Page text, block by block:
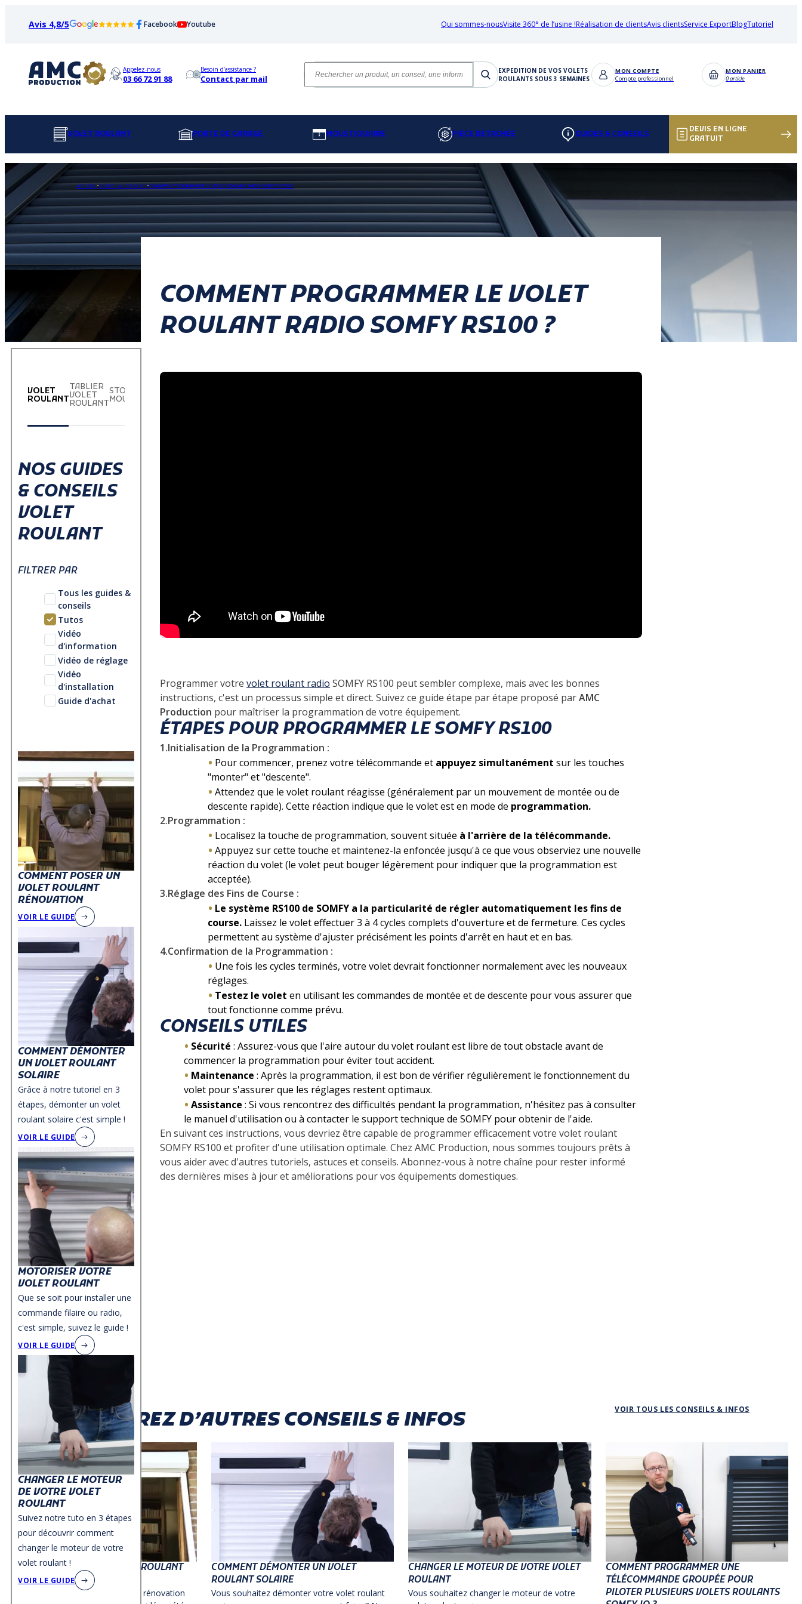
Avis 4,8/5 Facebook Youtube Qui sommes-nousVisite 360° de l’usine !Réalisation de clientsAvis clientsService ExportBlogTutoriel
Appelez-nous
03 66 72 91 88
Besoin d’assistance ?
Contact par mail
EXPEDITION DE VOS VOLETS
ROULANTS SOUS 3 SEMAINES
MON COMPTE
Compte professionnel
MON PANIER
0 article
VOLET ROULANT PORTE DE GARAGE MOUSTIQUAIRE PIÈCE DÉTACHÉE GUIDES & CONSEILS
DEVIS EN LIGNE
GRATUIT
ACCUEILGUIDES & CONSEILSCOMMENT PROGRAMMER LE VOLET ROULANT RADIO SOMFY RS100 ?
VOLET
ROULANT
TABLIER
VOLET
ROULANT
STORE
MOUSTIQUAIRE
NOS GUIDES
& CONSEILS
VOLET
ROULANT
FILTRER PAR
Tous les guides &
conseils
Tutos
Vidéo
d'information
Vidéo de réglage
Vidéo
d'installation
Guide d'achat
COMMENT POSER UN
VOLET ROULANT
RÉNOVATION
VOIR LE GUIDE
COMMENT DÉMONTER
UN VOLET ROULANT
SOLAIRE
Grâce à notre tutoriel en 3
étapes, démonter un volet
roulant solaire c'est simple !
VOIR LE GUIDE
MOTORISER VOTRE
VOLET ROULANT
Que se soit pour installer une
commande filaire ou radio,
c'est simple, suivez le guide !
VOIR LE GUIDE
CHANGER LE MOTEUR
DE VOTRE VOLET
ROULANT
Suivez notre tuto en 3 étapes
pour découvrir comment
changer le moteur de votre
volet roulant !
VOIR LE GUIDE
COMMENT PROGRAMMER LE VOLET
ROULANT RADIO SOMFY RS100 ?
Programmer votre volet roulant radio SOMFY RS100 peut sembler complexe, mais avec les bonnes
instructions, c'est un processus simple et direct. Suivez ce guide étape par étape proposé parAMC
Production pour maîtriser la programmation de votre équipement.
ÉTAPES POUR PROGRAMMER LE SOMFY RS100
1.Initialisation de la Programmation :
Pour commencer, prenez votre télécommande et appuyez simultanément sur les touches
"monter" et "descente".
Attendez que le volet roulant réagisse (généralement par un mouvement de montée ou de
descente rapide). Cette réaction indique que le volet est en mode de programmation.
2.Programmation :
Localisez la touche de programmation, souvent située à l'arrière de la télécommande.
Appuyez sur cette touche et maintenez-la enfoncée jusqu'à ce que vous observiez une nouvelle
réaction du volet (le volet peut bouger légèrement pour indiquer que la programmation est
acceptée).
3.Réglage des Fins de Course :
Le système RS100 de SOMFY a la particularité de régler automatiquement les fins de
course. Laissez le volet effectuer 3 à 4 cycles complets d'ouverture et de fermeture. Ces cycles
permettent au système d'ajuster précisément les points d'arrêt en haut et en bas.
4.Confirmation de la Programmation :
Une fois les cycles terminés, votre volet devrait fonctionner normalement avec les nouveaux
réglages.
Testez le volet en utilisant les commandes de montée et de descente pour vous assurer que
tout fonctionne comme prévu.
CONSEILS UTILES
Sécurité : Assurez-vous que l'aire autour du volet roulant est libre de tout obstacle avant de
commencer la programmation pour éviter tout accident.
Maintenance : Après la programmation, il est bon de vérifier régulièrement le fonctionnement du
volet pour s'assurer que les réglages restent optimaux.
Assistance : Si vous rencontrez des difficultés pendant la programmation, n'hésitez pas à consulter
le manuel d'utilisation ou à contacter le support technique de SOMFY pour obtenir de l'aide.
En suivant ces instructions, vous devriez être capable de programmer efficacement votre volet roulant
SOMFY RS100 et profiter d'une utilisation optimale. Chez AMC Production, nous sommes toujours prêts à
vous aider avec d'autres tutoriels, astuces et conseils. Abonnez-vous à notre chaîne pour rester informé
des dernières mises à jour et améliorations pour vos équipements domestiques.
DÉCOUVREZ D’AUTRES CONSEILS & INFOS
COMMENT POSER UN VOLET ROULANT
RÉNOVATION
Guide de pose pour volet roulant rénovation
COMMENT DÉMONTER UN VOLET
ROULANT SOLAIRE
Vous souhaitez démonter votre volet roulant
CHANGER LE MOTEUR DE VOTRE VOLET
ROULANT
Vous souhaitez changer le moteur de votre
COMMENT PROGRAMMER UNE
TÉLÉCOMMANDE GROUPÉE POUR
PILOTER PLUSIEURS VOLETS ROULANTS
VOIR TOUS LES CONSEILS & INFOS